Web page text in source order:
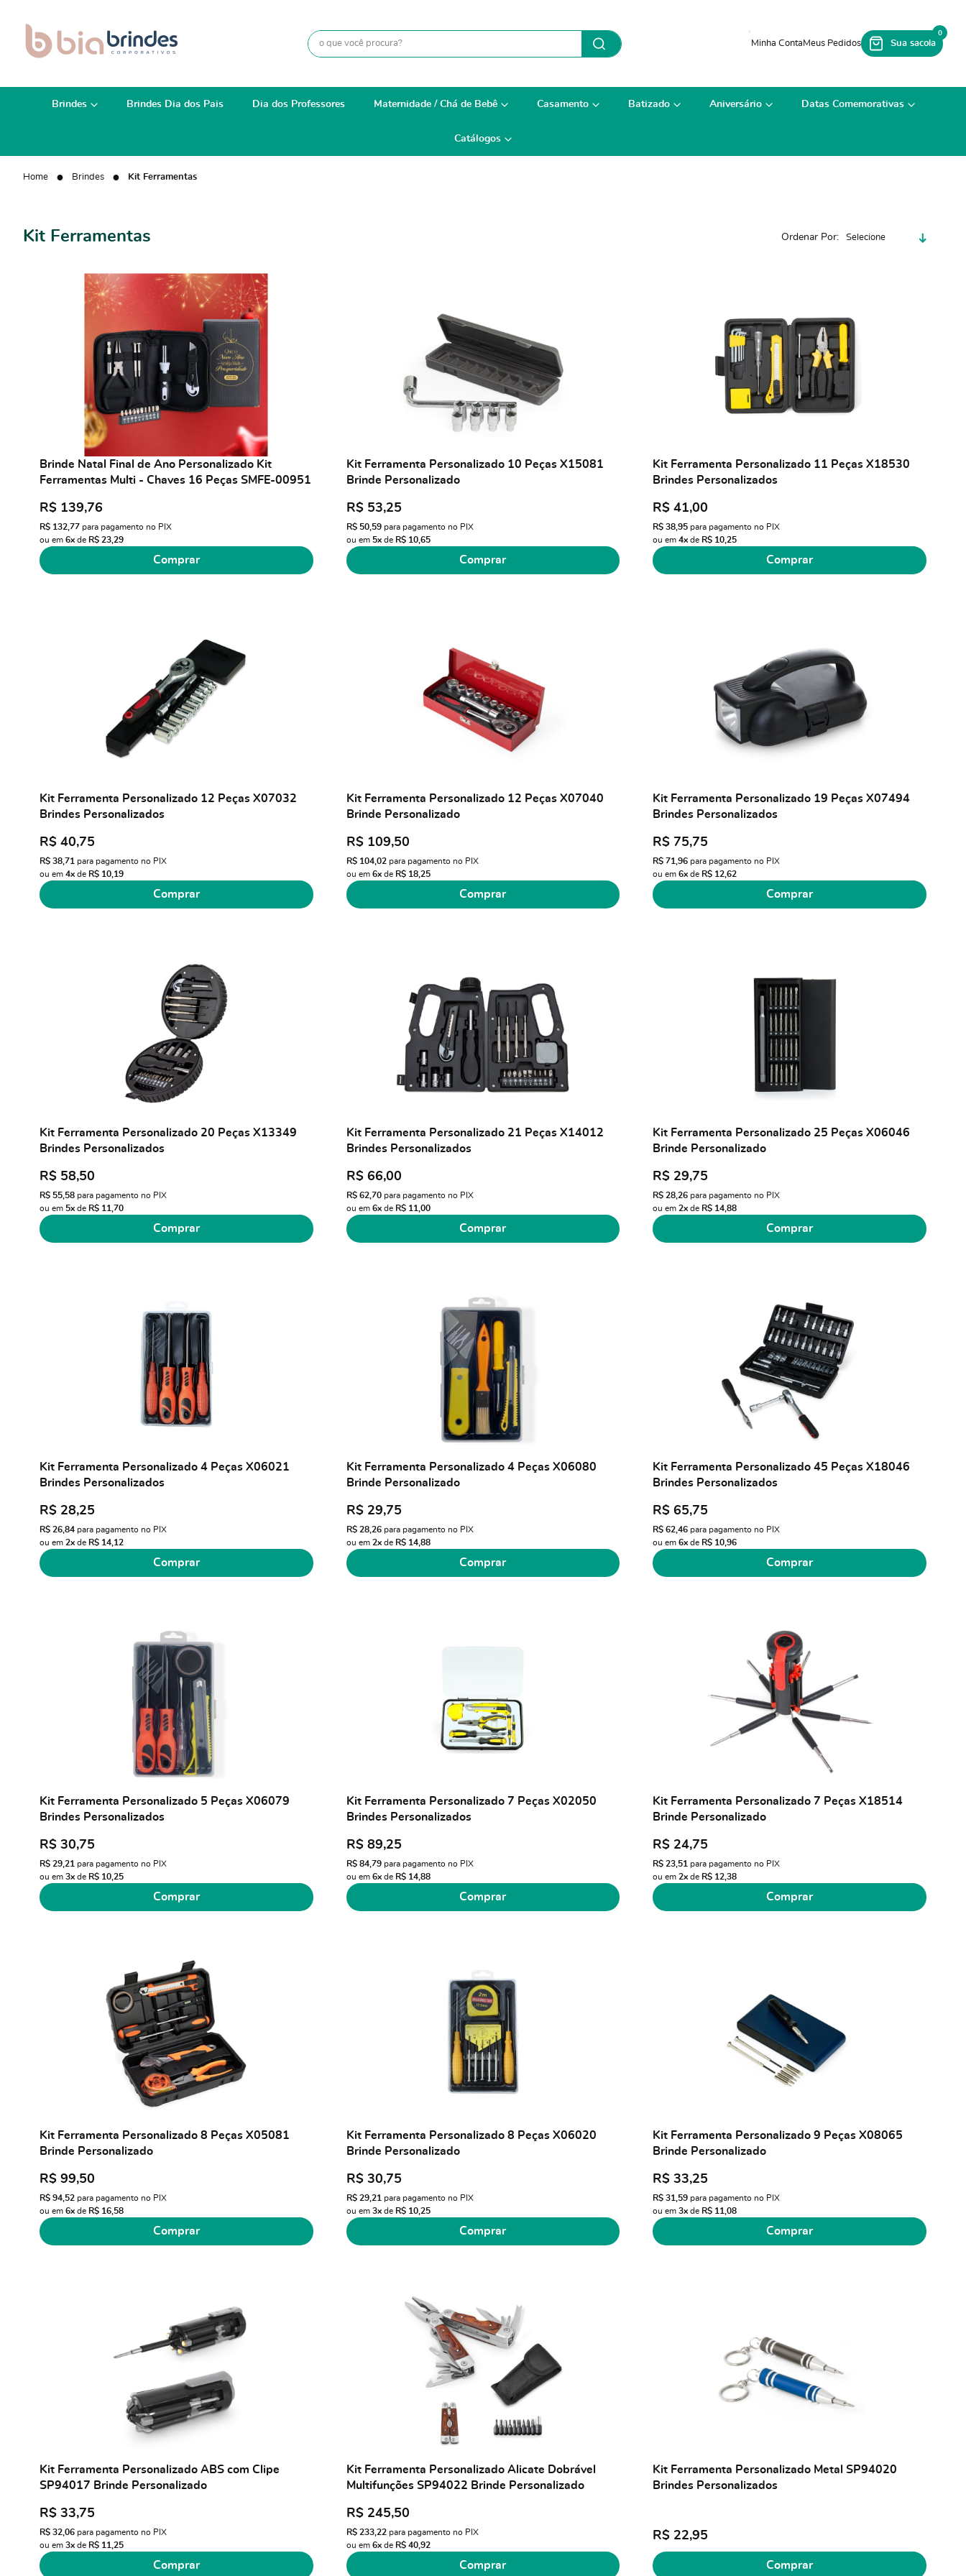
0
Brindes Brindes Dia dos Pais Dia dos Professores Maternidade / Chá de Bebê Casamento Batizado Aniversário Datas Comemorativas
Catálogos
Home Brindes Kit Ferramentas
Kit Ferramentas Ordenar Por Selecione
Brinde Natal Final de Ano Personalizado Kit
Ferramentas Multi - Chaves 16 Peças SMFE-00951
R$ 139,76
R$ 132,77 para pagamento no PIX
ou em 6x de R$ 23,29
Comprar
Kit Ferramenta Personalizado 10 Peças X15081
Brinde Personalizado
R$ 53,25
R$ 50,59para pagamento no PIX
ou em 5xde R$ 10,65
Comprar
Kit Ferramenta Personalizado 11 Peças X18530
Brindes Personalizados
R$ 41,00
R$ 38,95 para pagamento no PIX
ou em4x de R$ 10,25
Comprar
Kit Ferramenta Personalizado 12 Peças X07032
Brindes Personalizados
R$ 40,75
R$ 38,71 para pagamento no PIX
ou em 4x de R$ 10,19
Comprar
Kit Ferramenta Personalizado 12 Peças X07040
Brinde Personalizado
R$ 109,50
R$ 104,02para pagamento no PIX
ou em 6xde R$ 18,25
Comprar
Kit Ferramenta Personalizado 19 Peças X07494
Brindes Personalizados
R$ 75,75
R$ 71,96 para pagamento no PIX
ou em6x de R$ 12,62
Comprar
Kit Ferramenta Personalizado 20 Peças X13349
Brindes Personalizados
R$ 58,50
R$ 55,58 para pagamento no PIX
ou em 5x de R$ 11,70
Comprar
Kit Ferramenta Personalizado 21 Peças X14012
Brindes Personalizados
R$ 66,00
R$ 62,70para pagamento no PIX
ou em 6xde R$ 11,00
Comprar
Kit Ferramenta Personalizado 25 Peças X06046
Brinde Personalizado
R$ 29,75
R$ 28,26 para pagamento no PIX
ou em2x de R$ 14,88
Comprar
Kit Ferramenta Personalizado 4 Peças X06021
Brindes Personalizados
R$ 28,25
R$ 26,84 para pagamento no PIX
ou em 2x de R$ 14,12
Comprar
Kit Ferramenta Personalizado 4 Peças X06080
Brinde Personalizado
R$ 29,75
R$ 28,26para pagamento no PIX
ou em 2xde R$ 14,88
Comprar
Kit Ferramenta Personalizado 45 Peças X18046
Brindes Personalizados
R$ 65,75
R$ 62,46 para pagamento no PIX
ou em6x de R$ 10,96
Comprar
Kit Ferramenta Personalizado 5 Peças X06079
Brindes Personalizados
R$ 30,75
R$ 29,21 para pagamento no PIX
ou em 3x de R$ 10,25
Comprar
Kit Ferramenta Personalizado 7 Peças X02050
Brindes Personalizados
R$ 89,25
R$ 84,79para pagamento no PIX
ou em 6xde R$ 14,88
Comprar
Kit Ferramenta Personalizado 7 Peças X18514
Brinde Personalizado
R$ 24,75
R$ 23,51 para pagamento no PIX
ou em2x de R$ 12,38
Comprar
Kit Ferramenta Personalizado 8 Peças X05081
Brinde Personalizado
R$ 99,50
R$ 94,52 para pagamento no PIX
ou em 6x de R$ 16,58
Comprar
Kit Ferramenta Personalizado 8 Peças X06020
Brinde Personalizado
R$ 30,75
R$ 29,21 para pagamento no PIX
ou em 3xde R$ 10,25
Comprar
Kit Ferramenta Personalizado 9 Peças X08065
Brinde Personalizado
R$ 33,25
R$ 31,59 para pagamento no PIX
ou em3x de R$ 11,08
Comprar
Kit Ferramenta Personalizado ABS com Clipe
SP94017 Brinde Personalizado
R$ 33,75
R$ 32,06 para pagamento no PIX
ou em 3x de R$ 11,25
Comprar
Kit Ferramenta Personalizado Alicate Dobrável
Multifunções SP94022 Brinde Personalizado
R$ 245,50
R$ 233,22para pagamento no PIX
ou em 6xde R$ 40,92
Comprar
Kit Ferramenta Personalizado Metal SP94020
Brindes Personalizados
R$ 22,95
Comprar